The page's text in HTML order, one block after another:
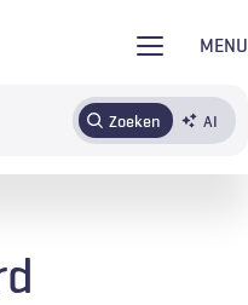
MENU
Zoeken AI
Inloggen